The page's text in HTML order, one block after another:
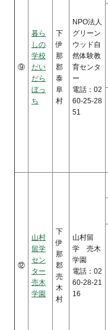
⑨
暮ら
しの
学校
だい
だら
ぼっ
ち
下
伊
那
郡
泰
阜
村
NPO法人
グリーン
ウッド自
然体験教
育センタ
ー
電話：02
60-25-28
51
⑫
山村
留学
セン
ター
売木
学園
下
伊
那
郡
売
木
村
山村留
学 売木
学園
電話：02
60-28-21
16